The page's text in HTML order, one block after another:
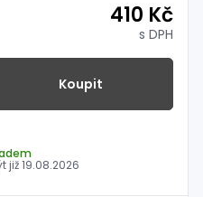
410 Kč
s DPH
Koupit
již19.08.2026